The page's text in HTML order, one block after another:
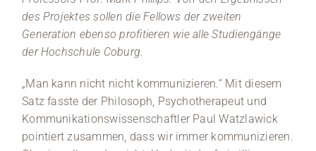
Veranstaltungen
des Projektes sollen die Fellows der zweiten
Generation ebenso profitieren wie alle Studiengänge
der Hochschule Coburg.
„Man kann nicht nicht kommunizieren.“ Mit diesem
Satz fasste der Philosoph, Psychotherapeut und
Kommunikationswissenschaftler Paul Watzlawick
pointiert zusammen, dass wir immer kommunizieren.